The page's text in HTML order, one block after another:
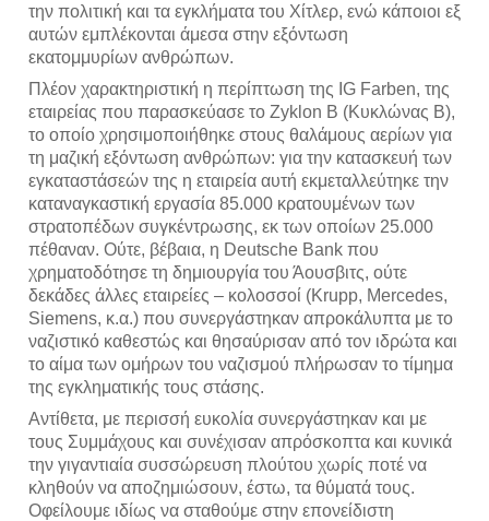
την πολιτική και τα εγκλήματα του Χίτλερ, ενώ κάποιοι εξ
αυτών εμπλέκονται άμεσα στην εξόντωση
εκατομμυρίων ανθρώπων.
Πλέον χαρακτηριστική η περίπτωση της IG Farben, της
εταιρείας που παρασκεύασε το Zyklon B (Κυκλώνας B),
το οποίο χρησιμοποιήθηκε στους θαλάμους αερίων για
τη μαζική εξόντωση ανθρώπων: για την κατασκευή των
εγκαταστάσεών της η εταιρεία αυτή εκμεταλλεύτηκε την
καταναγκαστική εργασία 85.000 κρατουμένων των
στρατοπέδων συγκέντρωσης, εκ των οποίων 25.000
πέθαναν. Ούτε, βέβαια, η Deutsche Bank που
χρηματοδότησε τη δημιουργία του Άουσβιτς, ούτε
δεκάδες άλλες εταιρείες – κολοσσοί (Krupp, Mercedes,
Siemens, κ.α.) που συνεργάστηκαν απροκάλυπτα με το
ναζιστικό καθεστώς και θησαύρισαν από τον ιδρώτα και
το αίμα των ομήρων του ναζισμού πλήρωσαν το τίμημα
της εγκληματικής τους στάσης.
Αντίθετα, με περισσή ευκολία συνεργάστηκαν και με
τους Συμμάχους και συνέχισαν απρόσκοπτα και κυνικά
την γιγαντιαία συσσώρευση πλούτου χωρίς ποτέ να
κληθούν να αποζημιώσουν, έστω, τα θύματά τους.
Οφείλουμε ιδίως να σταθούμε στην επονείδιστη